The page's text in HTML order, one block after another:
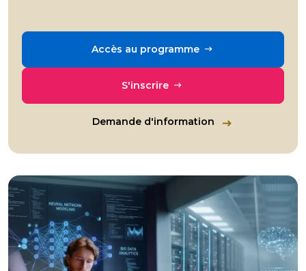
Accès au programme
S'inscrire
Demande d'information